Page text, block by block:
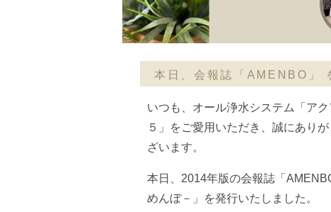
本日、会報誌「AMENBO」
いつも、オール浄水システム「アク
５」をご愛用いただき、誠にあり
ざいます。
本日、2014年版の会報誌「
めんぼ－」を発行いたしました。